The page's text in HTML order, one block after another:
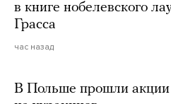
в книге нобелевского
Грасса
час назад
В Польше прошли акции